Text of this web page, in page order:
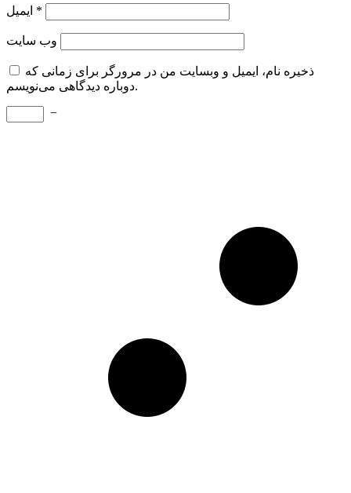
*
وب‌ سایت
ذخیره نام، ایمیل و وبسایت من در مرورگر برای زمانی که
دوباره دیدگاهی می‌نویسم.
−